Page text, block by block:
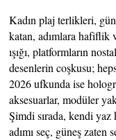
Kadın plaj terlikleri,
katan, adımlara hafiflik
ışığı, platformların
desenlerin coşkusu;
2026 ufkunda ise
aksesuarlar, modüler
Şimdi sırada, kendi yaz
adımı seç, güneş zaten